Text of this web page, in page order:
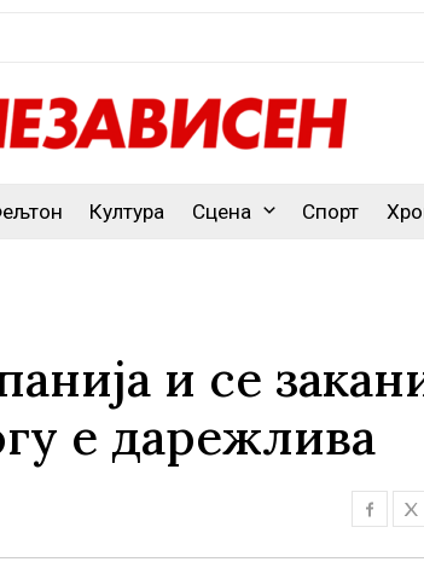
Култура Сцена Спорт
и се
е дарежлива